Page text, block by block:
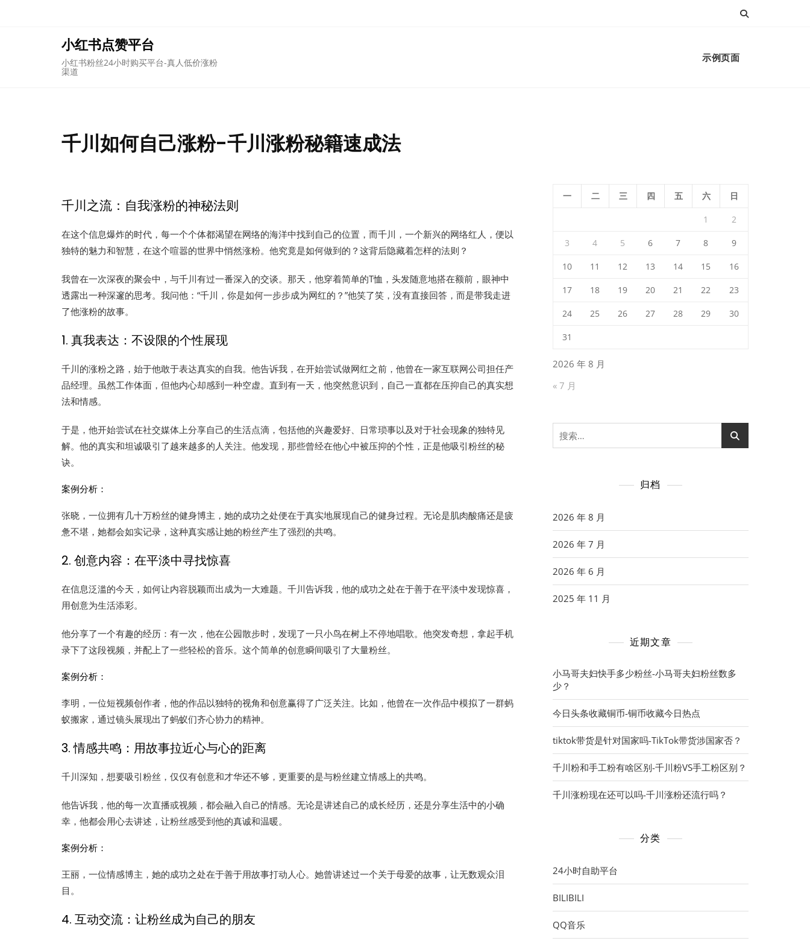
小红书点赞平台
小红书粉丝24小时购买平台-真人低价涨粉
渠道
示例页面
千川如何自己涨粉-千川涨粉秘籍速成法
千川之流：自我涨粉的神秘法则
在这个信息爆炸的时代，每一个个体都渴望在网络的海洋中找到自己的位置，而千川，一个新兴的网络红人，便以
独特的魅力和智慧，在这个喧嚣的世界中悄然涨粉。他究竟是如何做到的？这背后隐藏着怎样的法则？
我曾在一次深夜的聚会中，与千川有过一番深入的交谈。那天，他穿着简单的T恤，头发随意地搭在额前，眼神中
透露出一种深邃的思考。我问他：“千川，你是如何一步步成为网红的？”他笑了笑，没有直接回答，而是带我走进
了他涨粉的故事。
1. 真我表达：不设限的个性展现
千川的涨粉之路，始于他敢于表达真实的自我。他告诉我，在开始尝试做网红之前，他曾在一家互联网公司担任产
品经理。虽然工作体面，但他内心却感到一种空虚。直到有一天，他突然意识到，自己一直都在压抑自己的真实想
法和情感。
于是，他开始尝试在社交媒体上分享自己的生活点滴，包括他的兴趣爱好、日常琐事以及对于社会现象的独特见
解。他的真实和坦诚吸引了越来越多的人关注。他发现，那些曾经在他心中被压抑的个性，正是他吸引粉丝的秘
诀。
案例分析：
张晓，一位拥有几十万粉丝的健身博主，她的成功之处便在于真实地展现自己的健身过程。无论是肌肉酸痛还是疲
惫不堪，她都会如实记录，这种真实感让她的粉丝产生了强烈的共鸣。
2. 创意内容：在平淡中寻找惊喜
在信息泛滥的今天，如何让内容脱颖而出成为一大难题。千川告诉我，他的成功之处在于善于在平淡中发现惊喜，
用创意为生活添彩。
他分享了一个有趣的经历：有一次，他在公园散步时，发现了一只小鸟在树上不停地唱歌。他突发奇想，拿起手机
录下了这段视频，并配上了一些轻松的音乐。这个简单的创意瞬间吸引了大量粉丝。
案例分析：
李明，一位短视频创作者，他的作品以独特的视角和创意赢得了广泛关注。比如，他曾在一次作品中模拟了一群蚂
蚁搬家，通过镜头展现出了蚂蚁们齐心协力的精神。
3. 情感共鸣：用故事拉近心与心的距离
千川深知，想要吸引粉丝，仅仅有创意和才华还不够，更重要的是与粉丝建立情感上的共鸣。
他告诉我，他的每一次直播或视频，都会融入自己的情感。无论是讲述自己的成长经历，还是分享生活中的小确
幸，他都会用心去讲述，让粉丝感受到他的真诚和温暖。
案例分析：
王丽，一位情感博主，她的成功之处在于善于用故事打动人心。她曾讲述过一个关于母爱的故事，让无数观众泪
目。
4. 互动交流：让粉丝成为自己的朋友
2026 年 8 月
一 二 三 四 五 六 日
1 2
3 4 5 6 7 8 9
10 11 12 13 14 15 16
17 18 19 20 21 22 23
24 25 26 27 28 29 30
31
« 7 月
搜
索：
归档
2026 年 8 月
2026 年 7 月
2026 年 6 月
2025 年 11 月
近期文章
小马哥夫妇快手多少粉丝-小马哥夫妇粉丝数多
少？
今日头条收藏铜币-铜币收藏今日热点
tiktok带货是针对国家吗-TikTok带货涉国家否？
千川粉和手工粉有啥区别-千川粉VS手工粉区别？
千川涨粉现在还可以吗-千川涨粉还流行吗？
分类
24小时自助平台
BILIBILI
QQ音乐